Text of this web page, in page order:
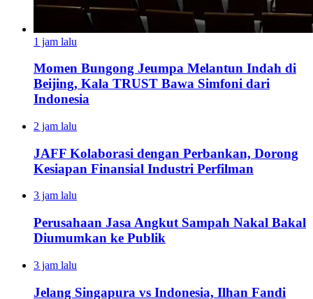
1 jam lalu
Momen Bungong Jeumpa Melantun Indah di
Beijing, Kala TRUST Bawa Simfoni dari
Indonesia
2 jam lalu
JAFF Kolaborasi dengan Perbankan, Dorong
Kesiapan Finansial Industri Perfilman
3 jam lalu
Perusahaan Jasa Angkut Sampah Nakal Bakal
Diumumkan ke Publik
3 jam lalu
Jelang Singapura vs Indonesia, Ilhan Fandi